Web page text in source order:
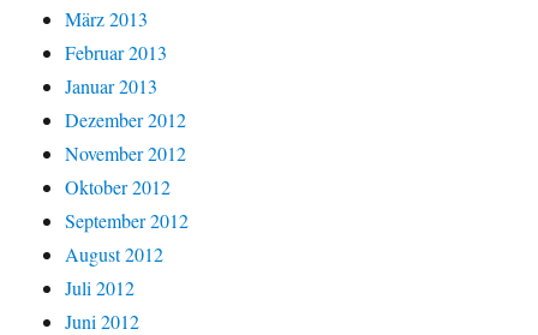
März 2013
Februar 2013
Januar 2013
Dezember 2012
November 2012
Oktober 2012
September 2012
August 2012
Juli 2012
Juni 2012